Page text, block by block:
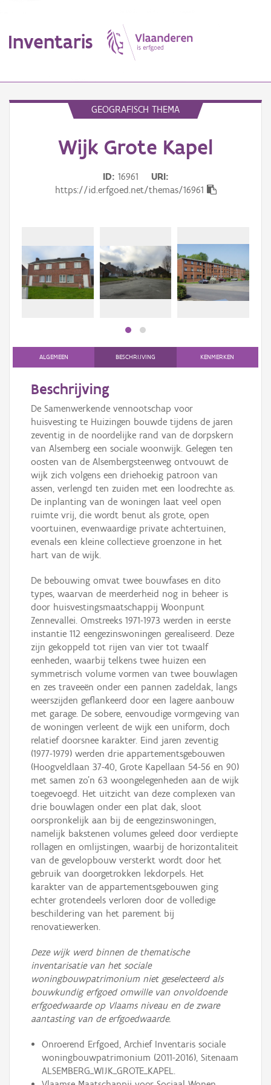
Inventaris
Erfgoedobject
Gebeurtenis
Persoon of collectief
Aanmelden
GEOGRAFISCH THEMA
Wijk Grote Kapel
ID 16961
URI
https://id.erfgoed.net/themas/16961
ALGEMEEN BESCHRIJVING KENMERKEN
Beschrijving
De Samenwerkende vennootschap voor
huisvesting te Huizingen bouwde tijdens de jaren
zeventig in de noordelijke rand van de dorpskern
van Alsemberg een sociale woonwijk. Gelegen ten
oosten van de Alsembergsteenweg ontvouwt de
wijk zich volgens een driehoekig patroon van
assen, verlengd ten zuiden met een loodrechte as.
De inplanting van de woningen laat veel open
ruimte vrij, die wordt benut als grote, open
voortuinen, evenwaardige private achtertuinen,
evenals een kleine collectieve groenzone in het
hart van de wijk.
De bebouwing omvat twee bouwfases en dito
types, waarvan de meerderheid nog in beheer is
door huisvestingsmaatschappij Woonpunt
Zennevallei. Omstreeks 1971-1973 werden in eerste
instantie 112 eengezinswoningen gerealiseerd. Deze
zijn gekoppeld tot rijen van vier tot twaalf
eenheden, waarbij telkens twee huizen een
symmetrisch volume vormen van twee bouwlagen
en zes traveeën onder een pannen zadeldak, langs
weerszijden geflankeerd door een lagere aanbouw
met garage. De sobere, eenvoudige vormgeving van
de woningen verleent de wijk een uniform, doch
relatief doorsnee karakter. Eind jaren zeventig
(1977-1979) werden drie appartementsgebouwen
(Hoogveldlaan 37-40, Grote Kapellaan 54-56 en 90)
met samen zo’n 63 woongelegenheden aan de wijk
toegevoegd. Het uitzicht van deze complexen van
drie bouwlagen onder een plat dak, sloot
oorspronkelijk aan bij de eengezinswoningen,
namelijk bakstenen volumes geleed door verdiepte
rollagen en omlijstingen, waarbij de horizontaliteit
van de gevelopbouw versterkt wordt door het
gebruik van doorgetrokken lekdorpels. Het
karakter van de appartementsgebouwen ging
echter grotendeels verloren door de volledige
beschildering van het parement bij
renovatiewerken.
Deze wijk werd binnen de thematische
inventarisatie van het sociale
woningbouwpatrimonium niet geselecteerd als
bouwkundig erfgoed omwille van onvoldoende
erfgoedwaarde op Vlaams niveau en de zware
aantasting van de erfgoedwaarde.
Onroerend Erfgoed, Archief Inventaris sociale
woningbouwpatrimonium (2011-2016), Sitenaam
ALSEMBERG_WIJK_GROTE_KAPEL.